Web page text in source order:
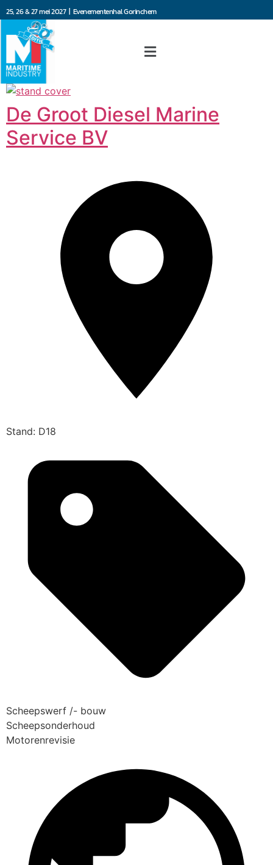
25, 26 & 27 mei 2027 | Evenementenhal Gorinchem
De Groot Diesel Marine
Service BV
Stand: D18
Scheepswerf /- bouw
Scheepsonderhoud
Motorenrevisie